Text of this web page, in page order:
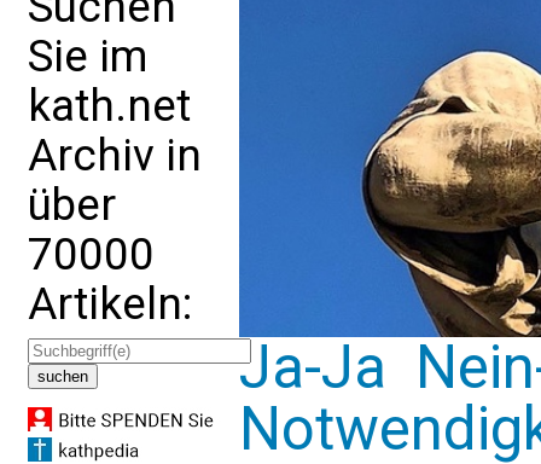
Sie im
kath.net
Archiv in
über
70000
Artikeln:
Ja-Ja 